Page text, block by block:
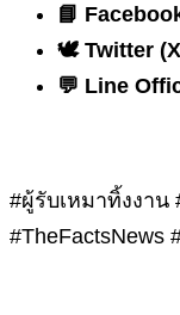
📘
🕊️ Twitter
💬 Line
#ผู้รับเหมาทิ้งงา
#TheFactsNews